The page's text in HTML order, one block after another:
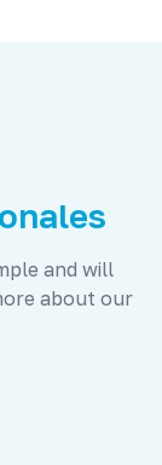
and will
about our